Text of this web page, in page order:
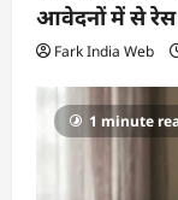
आवेदनों में से रेस
Fark India Web
1 minute